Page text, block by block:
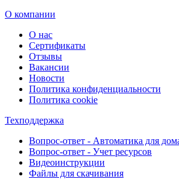
О компании
О нас
Сертификаты
Отзывы
Вакансии
Новости
Политика конфиденциальности
Политика cookie
Техподдержка
Вопрос-ответ - Автоматика для
Вопрос-ответ - Учет ресурсов
Видеоинструкции
Файлы для скачивания